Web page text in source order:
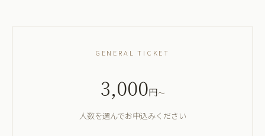
GENERAL TICKET
3,000円〜
人数を選んでお申込みください